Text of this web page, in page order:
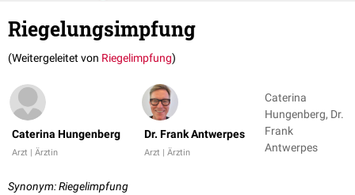
Riegelungsimpfung
(Weitergeleitet von Riegelimpfung)
Caterina Hungenberg
Arzt | Ärztin
Dr. Frank Antwerpes
Arzt | Ärztin
Caterina
Hungenberg, Dr.
Frank
Antwerpes
Synonym: Riegelimpfung